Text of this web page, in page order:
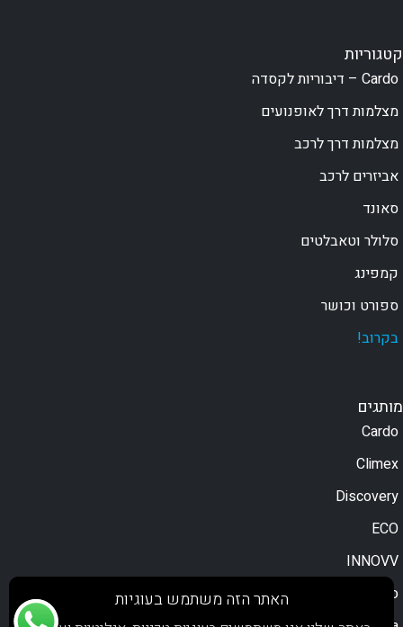
קטגוריות
Cardo – דיבוריות לקסדה
מצלמות דרך לאופנועים
מצלמות דרך לרכב
אביזרים לרכב
סאונד
סלולר וטאבלטים
קמפינג
ספורט וכושר
בקרוב!
מותגים
Cardo
Climex
Discovery
ECO
INNOVV
Moodo
האתר הזה משתמש בעוגיות